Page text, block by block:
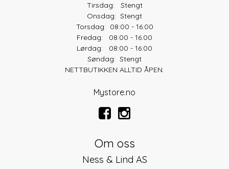
Tirsdag: Stengt
Onsdag: Stengt
Torsdag: 08:00 - 16:00
Fredag: 08:00 - 16:00
Lørdag: 08:00 - 16:00
Søndag: Stengt
NETTBUTIKKEN ALLTID ÅPEN.
Mystore.no
Om oss
Ness & Lind AS